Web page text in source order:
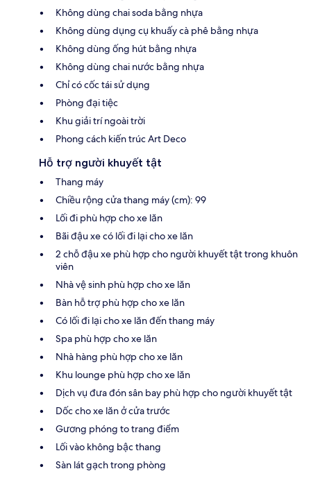
Không dùng chai soda bằng nhựa
Không dùng dụng cụ khuấy cà phê bằng nhựa
Không dùng ống hút bằng nhựa
Không dùng chai nước bằng nhựa
Chỉ có cốc tái sử dụng
Phòng đại tiệc
Khu giải trí ngoài trời
Phong cách kiến trúc Art Deco
Hỗ trợ người khuyết tật
Thang máy
Chiều rộng cửa thang máy (cm): 99
Lối đi phù hợp cho xe lăn
Bãi đậu xe có lối đi lại cho xe lăn
2 chỗ đậu xe phù hợp cho người khuyết tật trong khuôn
viên
Nhà vệ sinh phù hợp cho xe lăn
Bàn hỗ trợ phù hợp cho xe lăn
Có lối đi lại cho xe lăn đến thang máy
Spa phù hợp cho xe lăn
Nhà hàng phù hợp cho xe lăn
Khu lounge phù hợp cho xe lăn
Dịch vụ đưa đón sân bay phù hợp cho người khuyết tật
Dốc cho xe lăn ở cửa trước
Gương phóng to trang điểm
Lối vào không bậc thang
Sàn lát gạch trong phòng